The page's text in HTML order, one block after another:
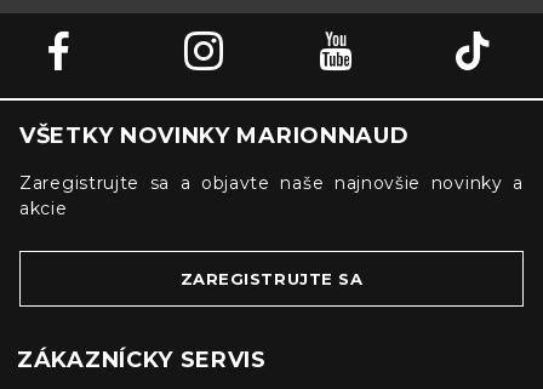
VŠETKY NOVINKY MARIONNAUD
Zaregistrujte sa a objavte naše najnovšie novinky a
akcie
ZAREGISTRUJTE SA
ZÁKAZNÍCKY SERVIS